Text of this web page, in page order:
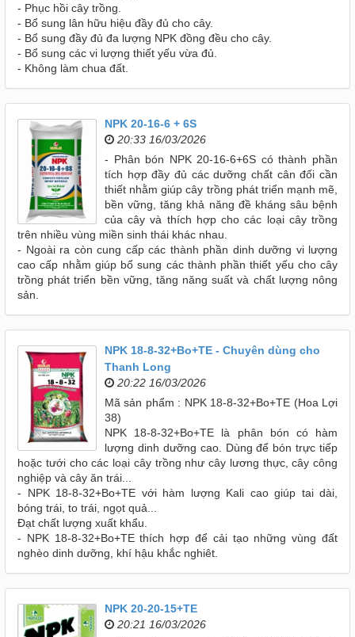
- Phục hồi cây trồng.
- Bổ sung lân hữu hiệu đầy đủ cho cây.
- Bổ sung đầy đủ đa lượng NPK đồng đều cho cây.
- Bổ sung các vi lượng thiết yếu vừa đủ.
- Không làm chua đất.
NPK 20-16-6 + 6S
20:33 16/03/2026
- Phân bón NPK 20-16-6+6S có thành phần
tích hợp đầy đủ các dưỡng chất cân đối cần
thiết nhằm giúp cây trồng phát triển mạnh mẽ,
bền vững, tăng khả năng đề kháng sâu bệnh
của cây và thích hợp cho các loại cây trồng
trên nhiều vùng miền sinh thái khác nhau.
- Ngoài ra còn cung cấp các thành phần dinh dưỡng vi lượng
cao cấp nhằm giúp bổ sung các thành phần thiết yếu cho cây
trồng phát triển bền vững, tăng năng suất và chất lượng nông
sản.
NPK 18-8-32+Bo+TE - Chuyên dùng cho
Thanh Long
20:22 16/03/2026
Mã sản phẩm : NPK 18-8-32+Bo+TE (Hoa Lợi
38)
NPK 18-8-32+Bo+TE là phân bón có hàm
lượng dinh dưỡng cao. Dùng để bón trực tiếp
hoặc tưới cho các loại cây trồng như cây lương thực, cây công
nghiệp và cây ăn trái...
- NPK 18-8-32+Bo+TE với hàm lượng Kali cao giúp tai dài,
bóng trái, to trái, ngọt quả...
Đạt chất lượng xuất khẩu.
- NPK 18-8-32+Bo+TE thích hợp để cải tạo những vùng đất
nghèo dinh dưỡng, khí hậu khắc nghiêt.
NPK 20-20-15+TE
20:21 16/03/2026